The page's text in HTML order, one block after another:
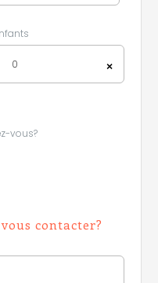
×
0
vous?
contacter?